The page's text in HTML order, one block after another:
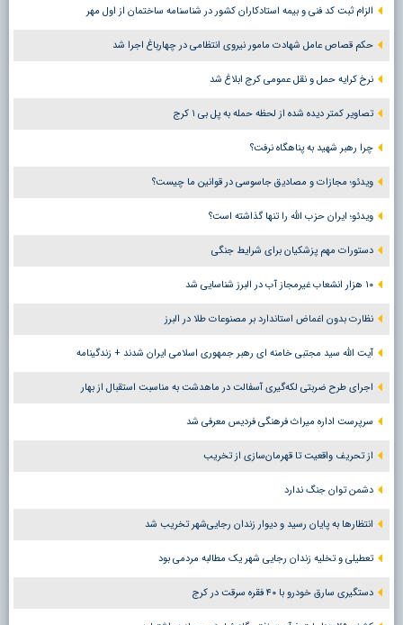
الزام ثبت کد فنی و بیمه استادکاران کشور در شناسنامه ساختمان از اول مهر
حکم قصاص عامل شهادت مامور نیروی انتظامی در چهارباغ اجرا شد
نرخ کرایه حمل و نقل عمومی کرج ابلاغ شد
تصاویر کمتر دیده شده از لحظه حمله به پل بی ۱ کرج
چرا رهبر شهید به پناهگاه نرفت؟
ویدئو؛ مجازات و مصادیق جاسوسی در قوانین ما چیست؟
ویدئو؛ ایران حزب الله را تنها گذاشته است؟
دستورات مهم پزشکیان برای شرایط جنگی
۱۰ هزار انشعاب غیرمجاز آب در البرز شناسایی شد
نظارت بدون اغماض استاندارد بر مصنوعات طلا در البرز
آیت الله سید مجتبی خامنه ای رهبر جمهوری اسلامی ایران شدند + زندگینامه
اجرای طرح ضربتی لکه‌گیری آسفالت در ماهدشت به مناسبت استقبال از بهار
سرپرست اداره میراث فرهنگی فردیس معرفی شد
از تحریف واقعیت تا قهرمان‌سازی از تخریب
دشمن توان جنگ ندارد
انتظارها به پایان رسید و دیوار زندان رجایی‌شهر تخریب شد
تعطیلی و تخلیه زندان رجایی شهر یک مطالبه مردمی بود
دستگیری سارق خودرو با ۴۰ فقره سرقت در کرج